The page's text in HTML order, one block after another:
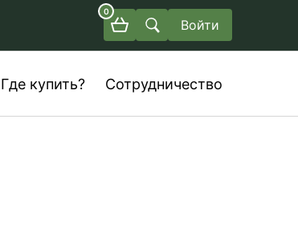
0
Войти
Где купить? Сотрудничество